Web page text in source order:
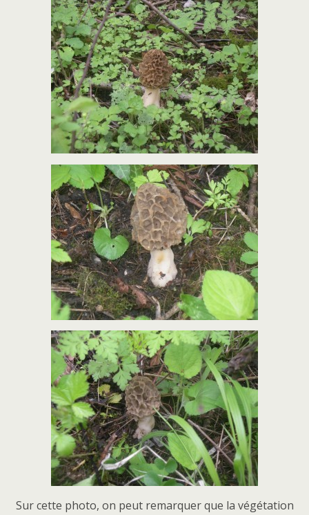
Sur cette photo, on peut remarquer que la végétation